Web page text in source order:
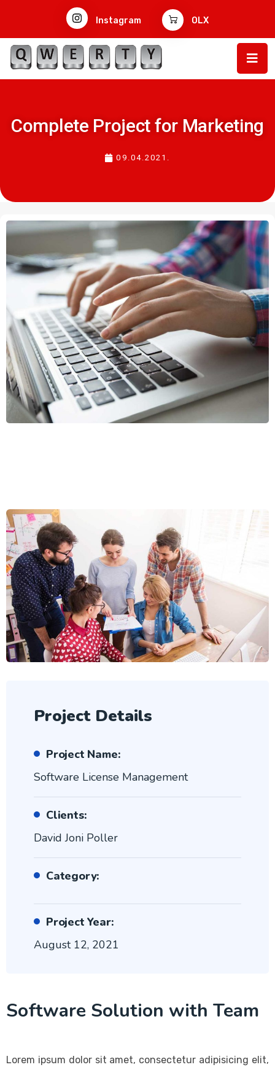
Instagram OLX
Complete Project for Marketing
09.04.2021.
Project Details
Project Name:
Software License Management
Clients:
David Joni Poller
Category:
Project Year:
August 12, 2021
Software Solution with Team
Lorem ipsum dolor sit amet, consectetur adipisicing elit,